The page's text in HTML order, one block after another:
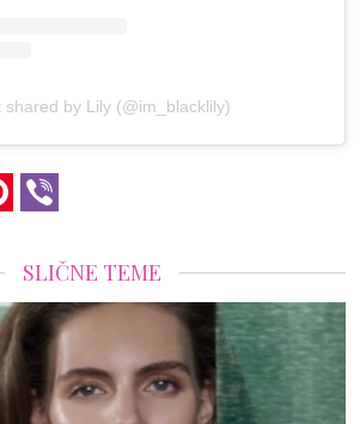
shared by Lily (@im_blacklily)
Pinterest
SLIČNE TEME